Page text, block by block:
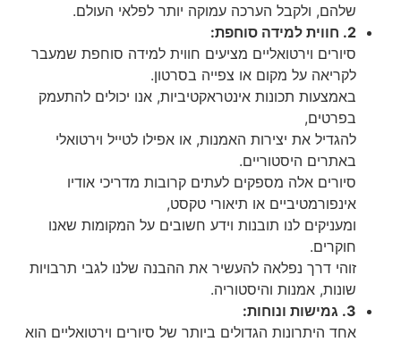
שלהם, ולקבל הערכה עמוקה יותר לפלאי העולם.
2. חווית למידה סוחפת:
סיורים וירטואליים מציעים חווית למידה סוחפת שמעבר
לקריאה על מקום או צפייה בסרטון.
באמצעות תכונות אינטראקטיביות, אנו יכולים להתעמק
בפרטים,
להגדיל את יצירות האמנות, או אפילו לטייל וירטואלי
באתרים היסטוריים.
סיורים אלה מספקים לעתים קרובות מדריכי אודיו
אינפורמטיביים או תיאורי טקסט,
ומעניקים לנו תובנות וידע חשובים על המקומות שאנו
חוקרים.
זוהי דרך נפלאה להעשיר את ההבנה שלנו לגבי תרבויות
שונות, אמנות והיסטוריה.
3. גמישות ונוחות:
אחד היתרונות הגדולים ביותר של סיורים וירטואליים הוא